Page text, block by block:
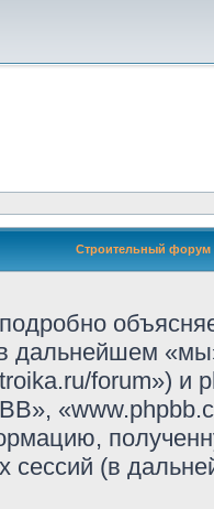
Строительный форум
дальнейшем
forum») и
сессий (в